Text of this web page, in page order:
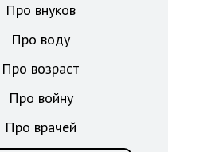
Про внуков
Про воду
Про возраст
Про войну
Про врачей